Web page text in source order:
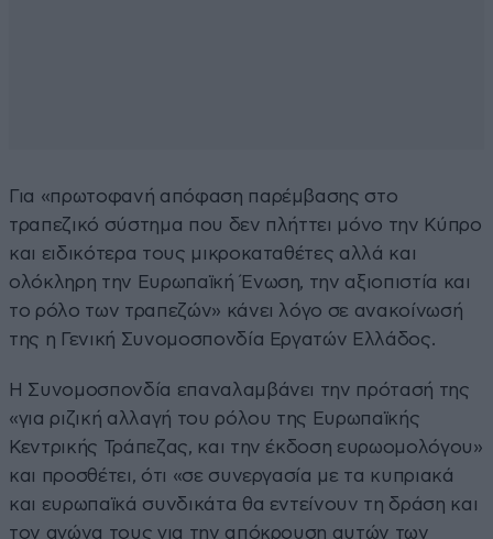
Για «πρωτοφανή απόφαση παρέμβασης στο
τραπεζικό σύστημα που δεν πλήττει μόνο την Κύπρο
και ειδικότερα τους μικροκαταθέτες αλλά και
ολόκληρη την Ευρωπαϊκή Ένωση, την αξιοπιστία και
το ρόλο των τραπεζών» κάνει λόγο σε ανακοίνωσή
της η Γενική Συνομοσπονδία Εργατών Ελλάδος.
Η Συνομοσπονδία επαναλαμβάνει την πρότασή της
«για ριζική αλλαγή του ρόλου της Ευρωπαϊκής
Κεντρικής Τράπεζας, και την έκδοση ευρωομολόγου»
και προσθέτει, ότι «σε συνεργασία με τα κυπριακά
και ευρωπαϊκά συνδικάτα θα εντείνουν τη δράση και
τον αγώνα τους για την απόκρουση αυτών των